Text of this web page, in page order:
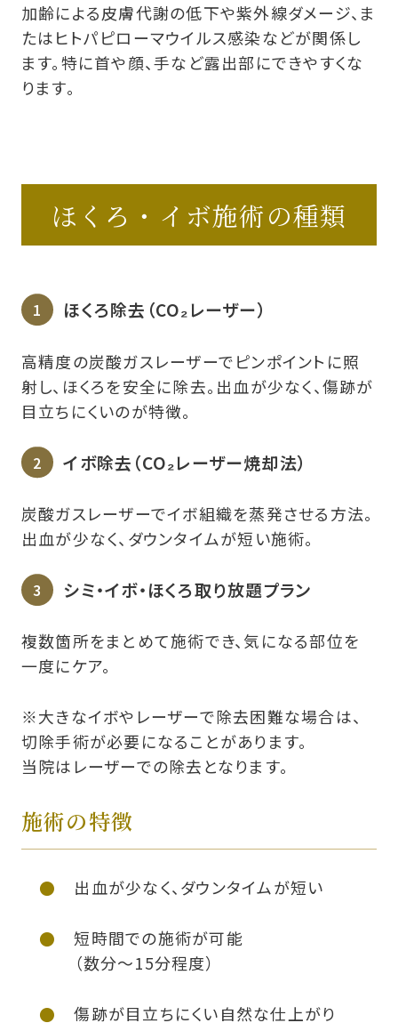
加齢による皮膚代謝の低下や紫外線ダメージ、ま
たはヒトパピローマウイルス感染などが関係し
ます。特に首や顔、手など露出部にできやすくな
ります。
ほくろ・イボ施術の種類
ほくろ除去（CO₂レーザー）
高精度の炭酸ガスレーザーでピンポイントに照
射し、ほくろを安全に除去。出血が少なく、傷跡が
目立ちにくいのが特徴。
イボ除去（CO₂レーザー焼却法）
炭酸ガスレーザーでイボ組織を蒸発させる方法。
出血が少なく、ダウンタイムが短い施術。
シミ・イボ・ほくろ取り放題プラン
複数箇所をまとめて施術でき、気になる部位を
一度にケア。
※大きなイボやレーザーで除去困難な場合は、
切除手術が必要になることがあります。
当院はレーザーでの除去となります。
施術の特徴
出血が少なく、ダウンタイムが短い
短時間での施術が可能
（数分～15分程度）
傷跡が目立ちにくい自然な仕上がり